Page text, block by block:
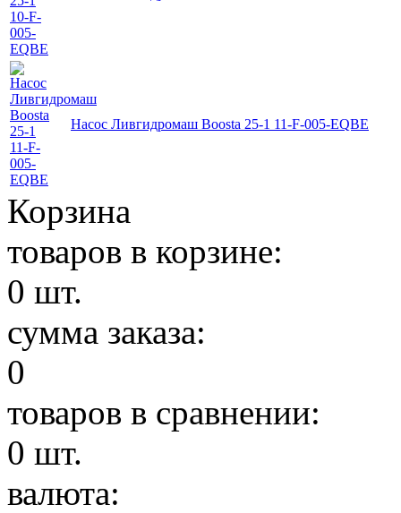
Насос Ливгидромаш Boosta 25-1 11-F-005-EQBE
Корзина
товаров в корзине:
0 шт.
сумма заказа:
0
товаров в сравнении:
0 шт.
валюта: